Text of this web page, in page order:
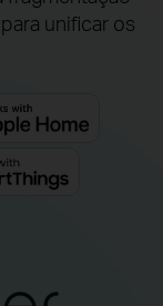
unificar os